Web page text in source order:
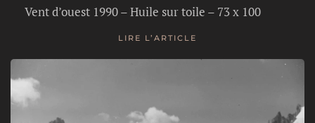
Vent d’ouest 1990 – Huile sur toile – 73 x 100
LIRE L’ARTICLE